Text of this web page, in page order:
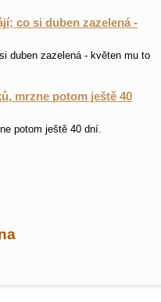
co si duben zazelená -
duben zazelená - květen mu to
mrzne potom ještě 40
potom ještě 40 dní.